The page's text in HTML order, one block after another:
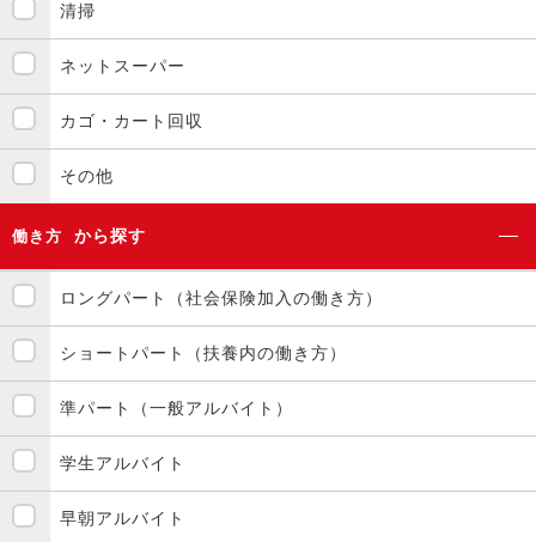
清掃
ネットスーパー
カゴ・カート回収
その他
働き方 から探す
ロングパート（社会保険加入の働き方）
ショートパート（扶養内の働き方）
準パート（一般アルバイト）
学生アルバイト
早朝アルバイト